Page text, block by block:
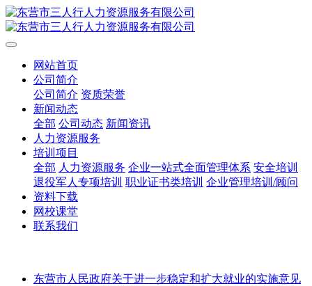
网站首页
公司简介
公司简介 资质荣誉
新闻动态
全部 公司动态 新闻资讯
人力资源服务
培训项目
全部 人力资源服务 企业一站式全面管理体系 安全培训
退役军人专项培训 职业证书类培训 企业管理培训/顾问
资料下载
网校课堂
联系我们
东营市人民政府关于进一步稳定和扩大就业的实施意见